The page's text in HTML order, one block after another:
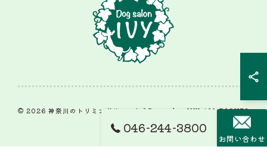
046-244-3800
お問い合わせ
© 2026 神奈川のトリミングサロンならDog salon IVY ALL RIGHTS
RESERVED.